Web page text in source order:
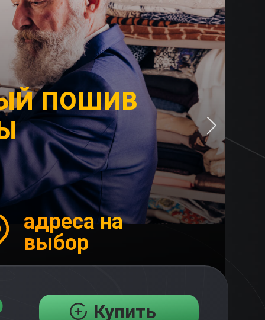
ПОШИВ
адреса на
выбор
Купить